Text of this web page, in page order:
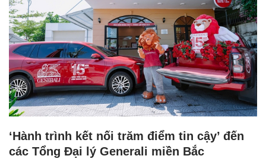
‘Hành trình kết nối trăm điểm tin cậy’ đến
các Tổng Đại lý Generali miền Bắc